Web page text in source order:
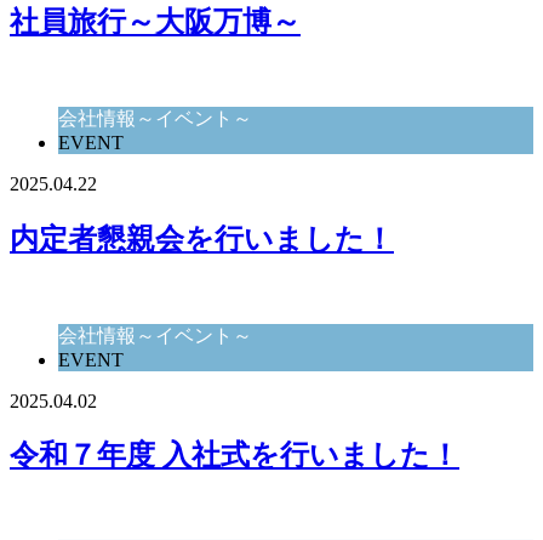
社員旅行～大阪万博～
会社情報～イベント～
EVENT
2025.04.22
内定者懇親会を行いました！
会社情報～イベント～
EVENT
2025.04.02
令和７年度 入社式を行いました！